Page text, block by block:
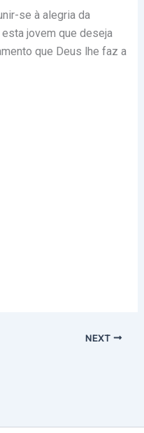
se à alegria da
jovem que deseja
que Deus lhe faz a
NEXT